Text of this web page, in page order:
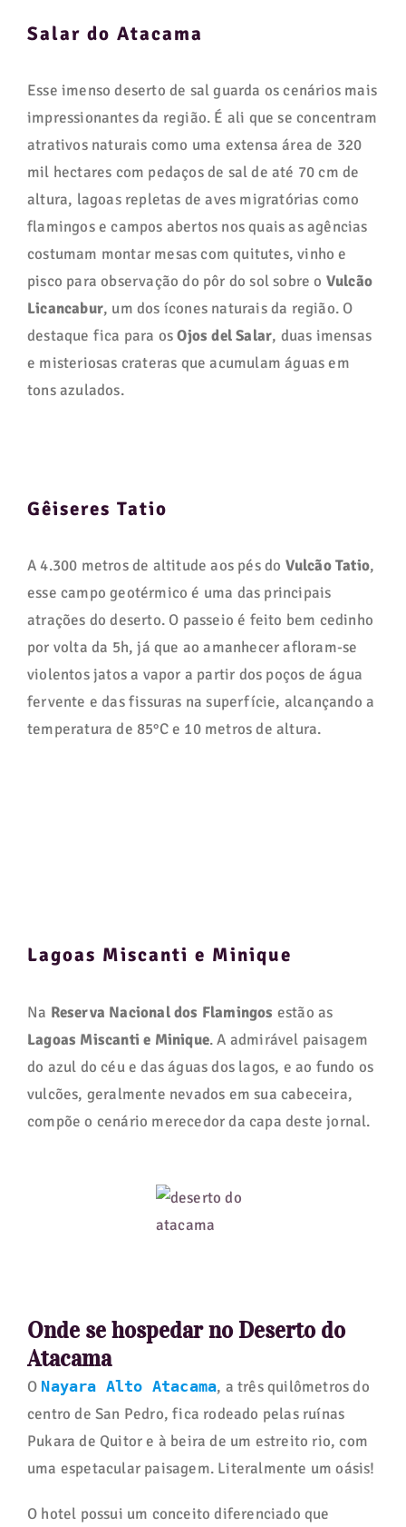
Salar do Atacama
Esse imenso deserto de sal guarda os cenários mais
impressionantes da região. É ali que se concentram
atrativos naturais como uma extensa área de 320
mil hectares com pedaços de sal de até 70 cm de
altura, lagoas repletas de aves migratórias como
flamingos e campos abertos nos quais as agências
costumam montar mesas com quitutes, vinho e
pisco para observação do pôr do sol sobre o Vulcão
Licancabur, um dos ícones naturais da região. O
destaque fica para osOjos del Salar, duas imensas
e misteriosas crateras que acumulam águas em
tons azulados.
Gêiseres Tatio
A 4.300 metros de altitude aos pés do Vulcão Tatio,
esse campo geotérmico é uma das principais
atrações do deserto. O passeio é feito bem cedinho
por volta da 5h, já que ao amanhecer afloram-se
violentos jatos a vapor a partir dos poços de água
fervente e das fissuras na superfície, alcançando a
temperatura de 85°C e 10 metros de altura.
Lagoas Miscanti e Minique
Na Reserva Nacional dos Flamingos estão as
Lagoas Miscanti e Minique. A admirável paisagem
do azul do céu e das águas dos lagos, e ao fundo os
vulcões, geralmente nevados em sua cabeceira,
compõe o cenário merecedor da capa deste jornal.
Onde se hospedar no Deserto do
Atacama
O Nayara Alto Atacama, a três quilômetros do
centro de San Pedro, fica rodeado pelas ruínas
Pukara de Quitor e à beira de um estreito rio, com
uma espetacular paisagem. Literalmente um oásis!
O hotel possui um conceito diferenciado que